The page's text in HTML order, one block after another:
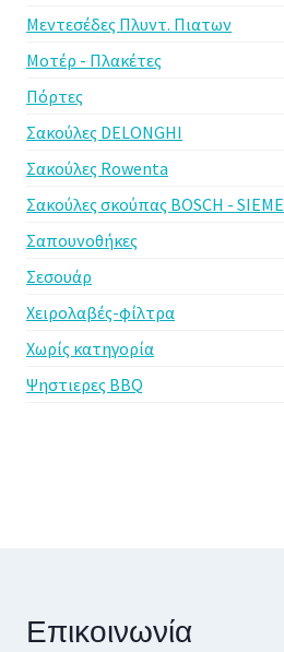
Μεντεσέδες Πλυντ. Πιατων
Μοτέρ - Πλακέτες
Πόρτες
Σακούλες DELONGHI
Σακούλες Rowenta
Σακούλες σκούπας BOSCH -
Σαπουνοθήκες
Σεσουάρ
Χειρολαβές-φίλτρα
Χωρίς κατηγορία
Ψηστιερες BBQ
Επικοινωνία